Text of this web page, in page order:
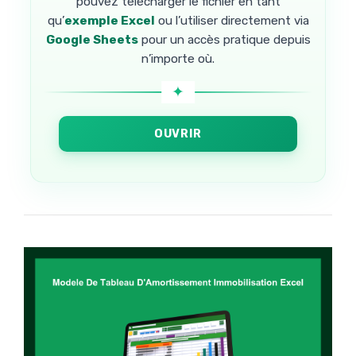
qu’exemple Excel ou l’utiliser directement via
Google Sheetspour un accès pratique depuis
n’importe où.
OUVRIR